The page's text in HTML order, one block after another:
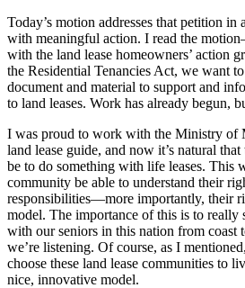
Today’s motion addresses that petition
with meaningful action. I read the
with the land lease homeowners’ action
the Residential Tenancies Act, we want
document and material to support and
to land leases. Work has already begun,
I was proud to work with the Ministry of
land lease guide, and now it’s natural
be to do something with life leases. This
community be able to understand their
responsibilities—more importantly, their
model. The importance of this is to really
with our seniors in this nation from coast
we’re listening. Of course, as I
choose these land lease communities to
nice, innovative model.